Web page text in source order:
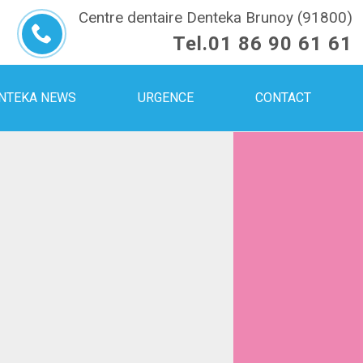
Centre dentaire Denteka Brunoy (91800)
Tel.01 86 90 61 61
NEWS URGENCE CONTACT